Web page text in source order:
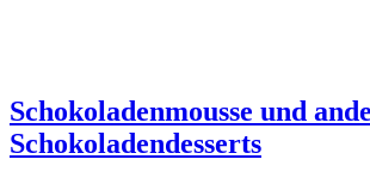
Schokoladenmousse und
Schokoladendesserts